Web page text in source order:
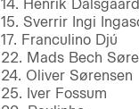
14. Henrik Dalsgaard
15. Sverrir Ingi
17. Franculino Djú
22. Mads Bech
24. Oliver Sørensen
25. Iver Fossum